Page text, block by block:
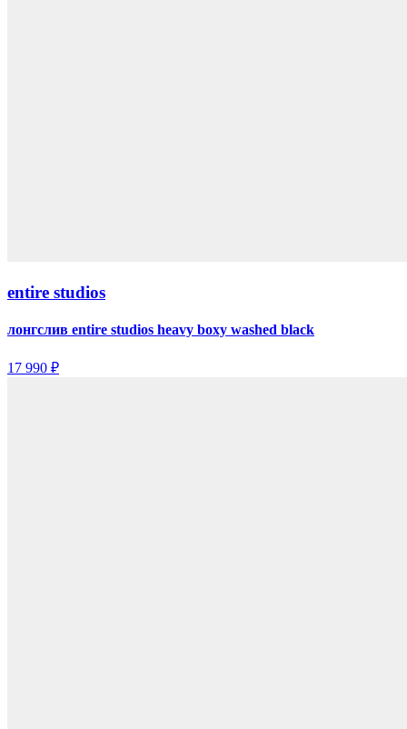
entire studios
лонгслив entire studios heavy boxy washed black
17 990 ₽